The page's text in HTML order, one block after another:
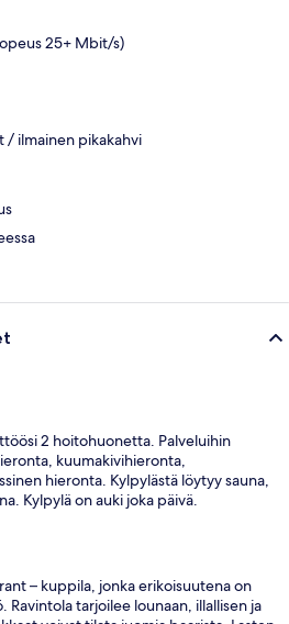
25+ Mbit/s)
/ ilmainen pikakahvi
2 hoitohuonetta. Palveluihin
kuumakivihieronta,
hieronta. Kylpylästä löytyy sauna,
Kylpylä on auki joka päivä.
– kuppila, jonka erikoisuutena on
Ravintola tarjoilee lounaan, illallisen ja